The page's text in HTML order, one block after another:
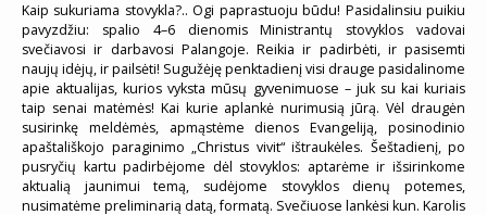
Kaip sukuriama stovykla?.. Ogi paprastuoju būdu! Pasidalinsiu puikiu
pavyzdžiu: spalio 4–6 dienomis Ministrantų stovyklos vadovai
svečiavosi ir darbavosi Palangoje. Reikia ir padirbėti, ir pasisemti
naujų idėjų, ir pailsėti! Sugužėję penktadienį visi drauge pasidalinome
apie aktualijas, kurios vyksta mūsų gyvenimuose – juk su kai kuriais
taip senai matėmės! Kai kurie aplankė nurimusią jūrą. Vėl draugėn
susirinkę meldėmės, apmąstėme dienos Evangeliją, posinodinio
apaštališkojo paraginimo „Christus vivit“ ištraukėles. Šeštadienį, po
pusryčių kartu padirbėjome dėl stovyklos: aptarėme ir išsirinkome
aktualią jaunimui temą, sudėjome stovyklos dienų potemes,
nusimatėme preliminarią datą, formatą. Svečiuose lankėsi kun. Karolis